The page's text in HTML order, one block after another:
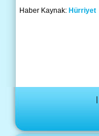
Haber Kaynak: Hürriyet